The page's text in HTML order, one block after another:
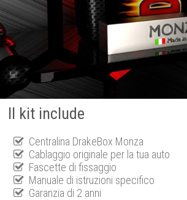
Il kit include
Centralina DrakeBox Monza
Cablaggio originale per la tua auto
Fascette di fissaggio
Manuale di istruzioni specifico
Garanzia di 2 anni